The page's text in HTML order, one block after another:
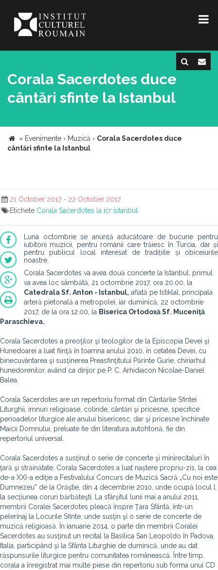
Corala Sacerdotes duce
cântări sfinte la Istanbul
» Evenimente › Muzică › Corala Sacerdotes duce
cântări sfinte la Istanbul
21 October 2017 - 22 October 2017
Etichete Corala Sacerdotes la icr istanbul
Luna octombrie se anunță aducătoare de bucurie pentru
iubitorii muzicii, pentru românii care trăiesc în Turcia, dar și
pentru publicul local interesat de tradițiile și obiceiurile
noastre.
Corala Sacerdotes va avea două concerte la Istanbul, primul
va avea loc sâmbătă, 21 octombrie 2017, ora 20.00, la
Catedrala Sf. Anton - Istanbul, aflată pe Istiklal, principala
arteră pietonală a metropolei, iar duminică, 22 octombrie
2017, de la ora 12.00, la Biserica Ortodoxă Sf. Muceniță
Paraschieva.
Corala Sacerdotes a preoţilor şi teologilor de la Episcopia Devei şi
Hunedoarei a luat fiinţă în toamna anului 2010, în cetatea Devei, cu
binecuvântarea şi susţinerea Preasfinţitului Părinte Gurie, chiriarhul
hunedorenilor, având ca dirijor pe P. C. Arhidiacon Nicolae-Daniel
Balea.
Corala Sacerdotes are un repertoriu format din Cântările Sfintei
Liturghii, imnuri religioase, colinde, cântări şi pricesne, specifice
perioadelor liturgice ale anului bisericesc, dar şi pricesne închinate
Maicii Domnului, preluate fie din literatura autohtonă, fie din
repertoriul universal.
Corala Sacerdotes a susţinut o serie de concerte şi minirecitaluri în
ţară şi străinătate. Corala Sacerdotes a luat naștere propriu-zis, la cea
de-a XXI-a ediţie a Festivalului Concurs de Muzică Sacră „Cu noi este
Dumnezeu” de la Orăştie, din 4 decembrie 2010, unde ocupă locul I,
la secţiunea coruri bărbăteşti. La sfârşitul lunii mai a anului 2011,
membrii Coralei Sacerdotes pleacă înspre Ţara Sfântă, într-un
pelerinaj la Locurile Sfinte, unde susţin şi o serie de concerte de
muzică religioasă. În ianuarie 2014, o parte din membrii Coralei
Sacerdotes au susţinut un recital la Basilica San Leopoldo în Padova,
Italia, participând şi la Sfânta Liturghie de duminică, unde au dat
răspunsurile liturgice pentru comunitatea românească. Între timp,
corala a înregistrat mai multe piese din repertoriu sub forma unui CD